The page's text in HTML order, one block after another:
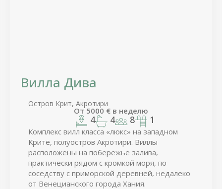
Вилла Дива
Остров Крит, Акротири
От 5000 € в неделю
4 4 8 1
Комплекс вилл класса «люкс» на западном
Крите, полуостров Акротири. Виллы
расположены на побережье залива,
практически рядом с кромкой моря, по
соседству с приморской деревней, недалеко
от Венецианского города Хания.